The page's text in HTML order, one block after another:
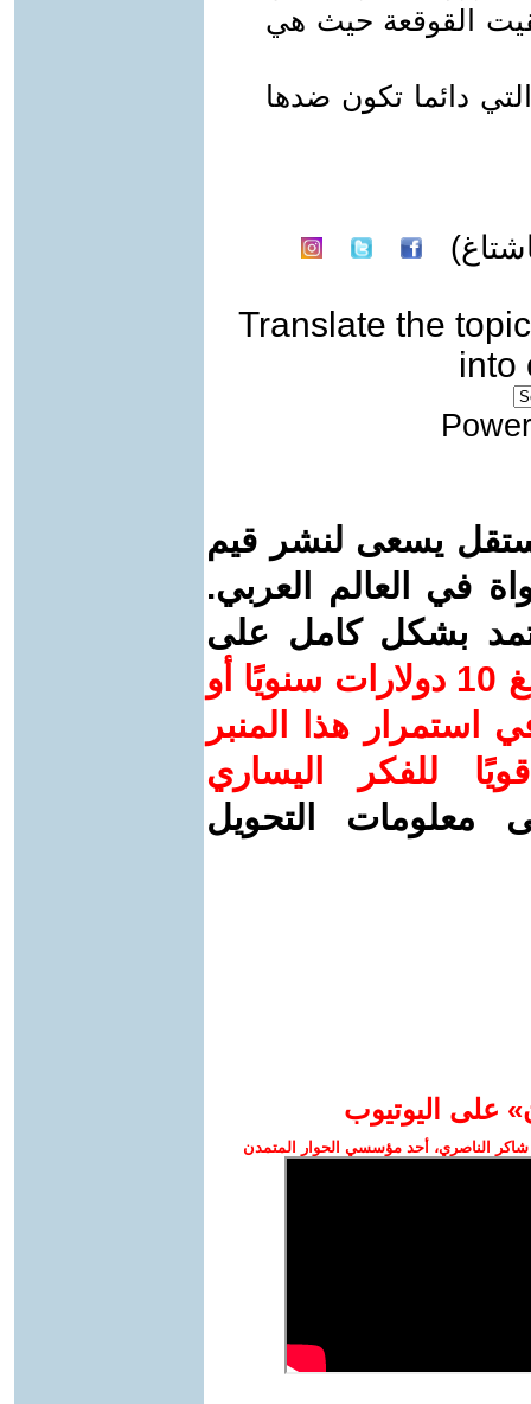
القوقعة حيث هي
دائما تكون ضدها
Translate the topic
into
يسعى لنشر قيم
في العالم العربي.
بشكل كامل على
ساهم/ي معنا! بدعمكم بمبلغ 10 دولارات سنويًا أو
استمرار هذا المنبر
للفكر اليساري
معلومات التحويل
على اليوتيوب
الناصري، أحد مؤسسي الحوار المتمدن